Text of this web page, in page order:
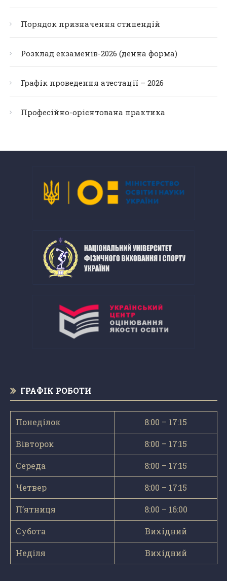
Порядок призначення стипендій
Розклад екзаменів-2026 (денна форма)
Графік проведення атестації – 2026
Професійно-орієнтована практика
ГРАФІК РОБОТИ
Понеділок 8:00 – 17:15
Вівторок 8:00 – 17:15
Середа 8:00 – 17:15
Четвер 8:00 – 17:15
П’ятниця 8:00 – 16:00
Субота Вихідний
Неділя Вихідний